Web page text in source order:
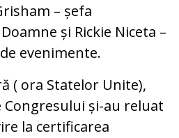
– șefa
și Rickie Niceta –
evenimente.
( ora Statelor Unite),
Congresului și-au reluat
la certificarea